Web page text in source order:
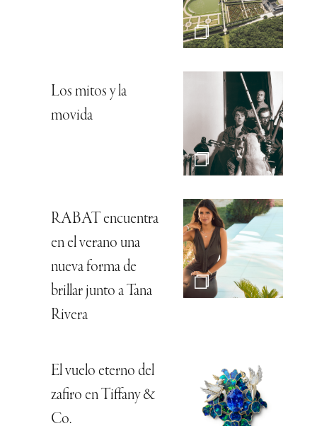
Los mitos y la
movida
RABAT encuentra
en el verano una
nueva forma de
brillar junto a Tana
Rivera
El vuelo eterno del
zafiro en Tiffany &
Co.